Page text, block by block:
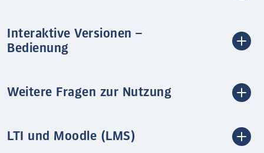
Interaktive Versionen –
Bedienung
Weitere Fragen zur Nutzung
LTI und Moodle (LMS)